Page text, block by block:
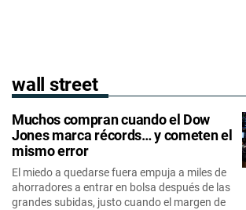
wall street
Muchos compran cuando el Dow
Jones marca récords… y cometen el
mismo error
El miedo a quedarse fuera empuja a miles de
ahorradores a entrar en bolsa después de las
grandes subidas, justo cuando el margen de